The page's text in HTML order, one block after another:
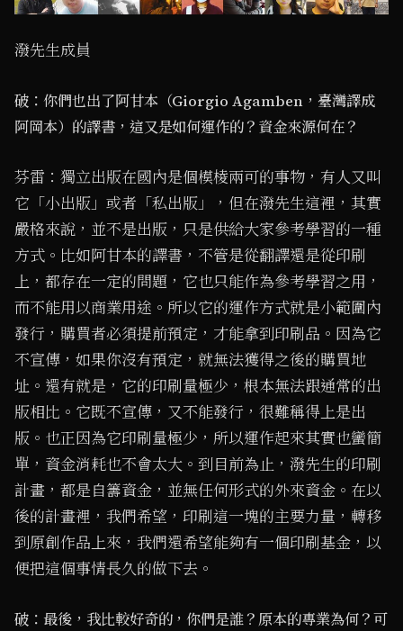
潑先生成員
破：你們也出了阿甘本（Giorgio Agamben，臺灣譯成
阿岡本）的譯書，這又是如何運作的？資金來源何在？
芬雷：獨立出版在國內是個模棱兩可的事物，有人又叫
它「小出版」或者「私出版」，但在潑先生這裡，其實
嚴格來說，並不是出版，只是供給大家參考學習的一種
方式。比如阿甘本的譯書，不管是從翻譯還是從印刷
上，都存在一定的問題，它也只能作為參考學習之用，
而不能用以商業用途。所以它的運作方式就是小範圍內
發行，購買者必須提前預定，才能拿到印刷品。因為它
不宣傳，如果你沒有預定，就無法獲得之後的購買地
址。還有就是，它的印刷量極少，根本無法跟通常的出
版相比。它既不宣傳，又不能發行，很難稱得上是出
版。也正因為它印刷量極少，所以運作起來其實也蠻簡
單，資金消耗也不會太大。到目前為止，潑先生的印刷
計畫，都是自籌資金，並無任何形式的外來資金。在以
後的計畫裡，我們希望，印刷這一塊的主要力量，轉移
到原創作品上來，我們還希望能夠有一個印刷基金，以
便把這個事情長久的做下去。
破：最後，我比較好奇的，你們是誰？原本的專業為何？可